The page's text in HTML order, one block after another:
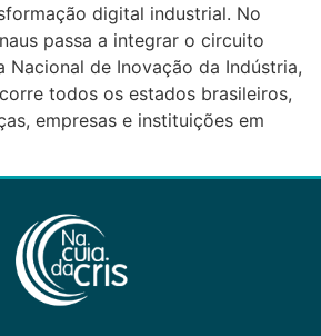
digital industrial. No
passa a integrar o circuito
Nacional de Inovação da Indústria,
todos os estados brasileiros,
empresas e instituições em